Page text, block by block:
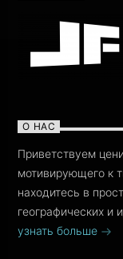
О НАС
Приветствуем
мотивирующего к
находитесь в
географических и
узнать больше